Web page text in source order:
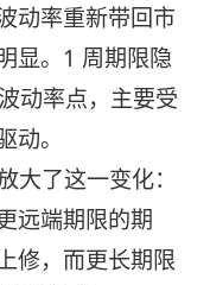
动率重新带回市
显。1 周期限隐
动率点，主要受
。
了这一变化：
远端期限的期
修，而更长期限